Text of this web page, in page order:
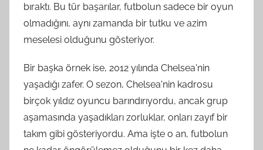
bıraktı. Bu tür başarılar, futbolun sadece bir oyun
olmadığını, aynı zamanda bir tutku ve azim
meselesi olduğunu gösteriyor.
Bir başka örnek ise, 2012 yılında Chelsea'nin
yaşadığı zafer. O sezon, Chelsea'nin kadrosu
birçok yıldız oyuncu barındırıyordu, ancak grup
aşamasında yaşadıkları zorluklar, onları zayıf bir
takım gibi gösteriyordu. Ama işte o an, futbolun